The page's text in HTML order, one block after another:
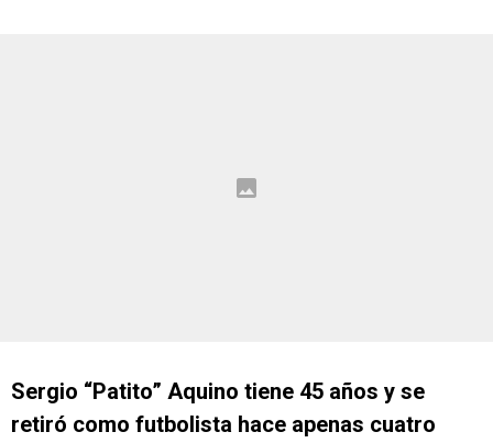
Sergio “Patito” Aquino tiene 45 años y se
retiró como futbolista hace apenas cuatro